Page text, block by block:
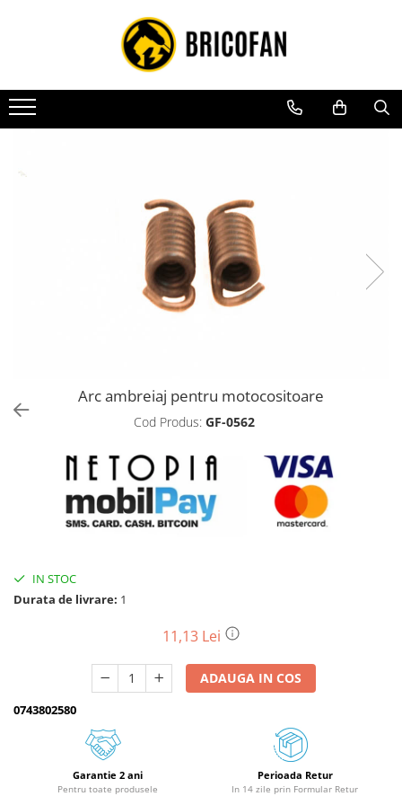
Toate Produsele
Vehicule electrice
Atv
Fără permis
Piese de schimb vehicule electrice
Trotinete electrice
Biciclete, trotinete, triciclete
Triciclete
Motoburghie si accesorii
Motoburghie
Drujbe, fierastraie electrice
Consumabile drujbe, fierastraie
Drujbe electrice
Unelte electrice busteni
Mori cereale si batoze porumb
Batoze - mori desfacat porumb
Arc ambreiaj pentru motocositoare
Cod Produs: GF-0562
IN STOC
Durata de livrare: 1
11,13 Lei
ADAUGA IN COS
0743802580
Garantie 2 ani
Pentru toate produsele
Perioada Retur
In 14 zile prin Formular Retur